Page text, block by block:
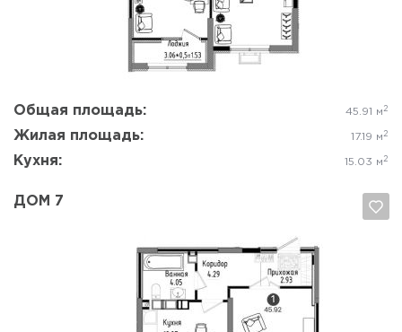
Общая площадь: 45.91 м 2
Жилая площадь: 17.19 м 2
Кухня: 15.03 м 2
Да, удалить Отмена
ДОМ 7